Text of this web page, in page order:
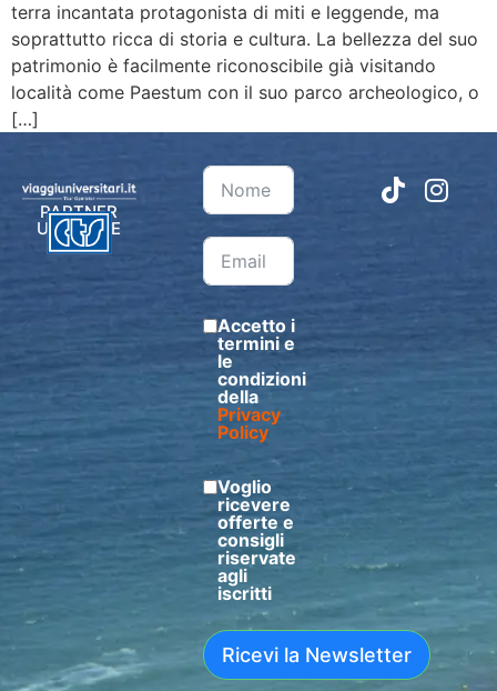
terra incantata protagonista di miti e leggende, ma
soprattutto ricca di storia e cultura. La bellezza del suo
patrimonio è facilmente riconoscibile già visitando
località come Paestum con il suo parco archeologico, o
[…]
PARTNER
UFFICIALE
Accetto i
termini e
le
condizioni
della
Privacy
Policy
Voglio
ricevere
offerte e
consigli
riservate
agli
iscritti
Ricevi la Newsletter